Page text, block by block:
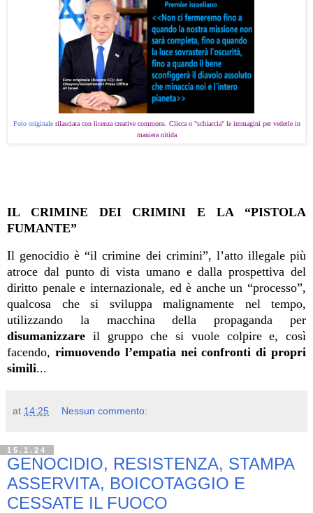
Foto originalerilasciata con licenza creative commons. Clicca o "schiaccia" le immagini per vederle in
maniera nitida
IL CRIMINE DEI CRIMINI E LA “PISTOLA
FUMANTE”
Il genocidio è “il crimine dei crimini”, l’atto illegale più
atroce dal punto di vista umano e dalla prospettiva del
diritto penale e internazionale, ed è anche un “processo”,
qualcosa che si sviluppa malignamente nel tempo,
utilizzando la macchina della propaganda per
disumanizzare il gruppo che si vuole colpire e, così
facendo, rimuovendo l’empatia nei confronti di propri
simili...
at 14:25 Nessun commento:
15.1.24
GENOCIDIO, RESISTENZA, STAMPA
ASSERVITA, BOICOTAGGIO E
CESSATE IL FUOCO